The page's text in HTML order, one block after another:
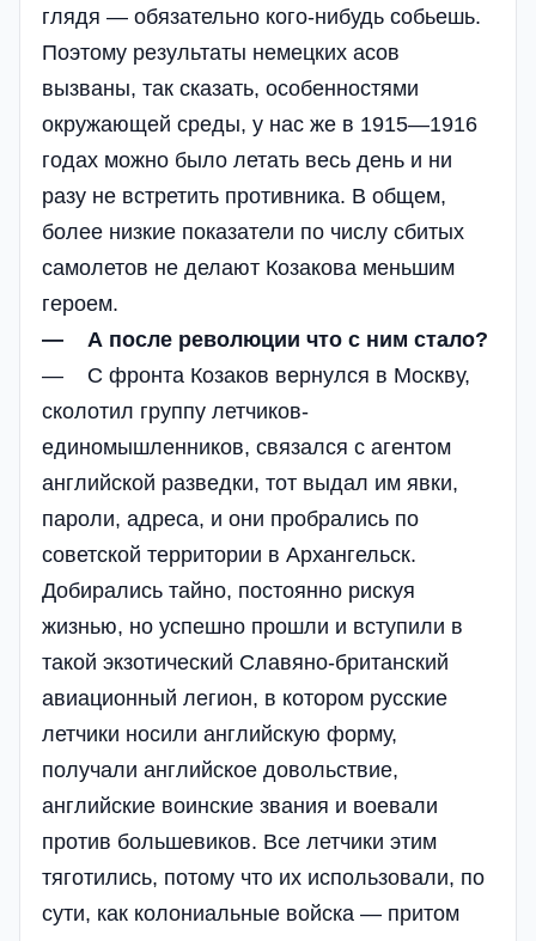
глядя — обязательно кого-нибудь собьешь.
Поэтому результаты немецких асов
вызваны, так сказать, особенностями
окружающей среды, у нас же в 1915—1916
годах можно было летать весь день и ни
разу не встретить противника. В общем,
более низкие показатели по числу сбитых
самолетов не делают Козакова меньшим
героем.
— А после революции что с ним стало?
— С фронта Козаков вернулся в Москву,
сколотил группу летчиков-
единомышленников, связался с агентом
английской разведки, тот выдал им явки,
пароли, адреса, и они пробрались по
советской территории в Ар­хан­гельск.
Добирались тайно, постоянно рискуя
жизнью, но успешно прошли и вступили в
такой экзотический Славяно-британский
авиационный ле­гион, в котором русские
летчики носили английскую форму,
получали ан­глийское довольствие,
английские воинские звания и воевали
против большевиков. Все летчики этим
тяготились, потому что их использовали, по
сути, как колониальные войска — притом